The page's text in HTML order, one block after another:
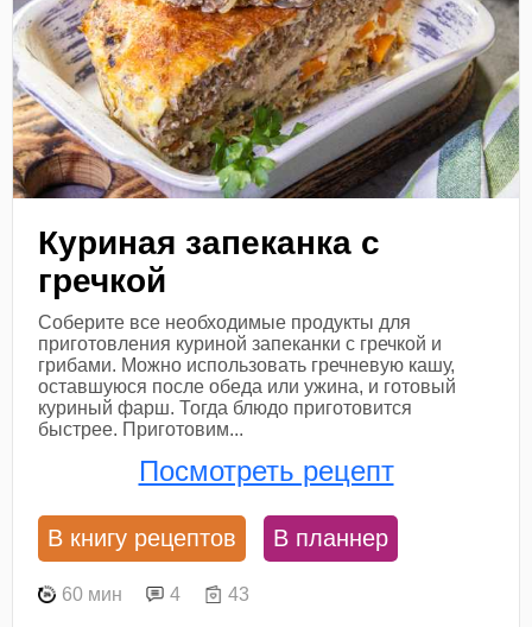
Куриная запеканка с
гречкой
Соберите все необходимые продукты для
приготовления куриной запеканки с гречкой и
грибами. Можно использовать гречневую кашу,
оставшуюся после обеда или ужина, и готовый
куриный фарш. Тогда блюдо приготовится
быстрее. Приготовим...
Посмотреть рецепт
В книгу рецептов В планнер
60 мин 4 43